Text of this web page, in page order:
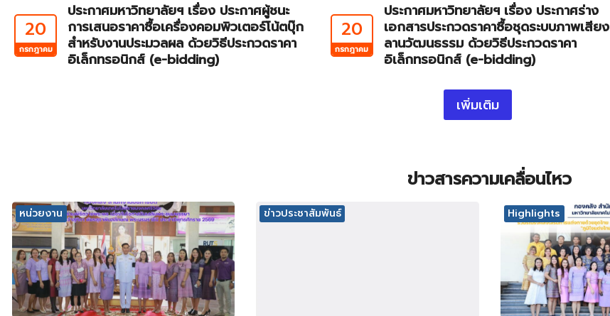
20
กรกฎาคม
ประกาศมหาวิทยาลัยฯ เรื่อง ประกาศผู้ชนะ
การเสนอราคาซื้อเครื่องคอมพิวเตอร์โน้ตบุ๊ก
สำหรับงานประมวลผล ด้วยวิธีประกวดราคา
อิเล็กทรอนิกส์ (e-bidding)
20
กรกฎาคม
ประกาศมหาวิทยาลัยฯ เรื่อง ประกาศร่าง
เอกสารประกวดราคาซื้อชุดระบบภาพเสียง
ลานวัฒนธรรม ด้วยวิธีประกวดราคา
อิเล็กทรอนิกส์ (e-bidding)
เพิ่มเติม
ข่าวสารความเคลื่อนไหว
หน่วยงาน ข่าวประชาสัมพันธ์ Highlights